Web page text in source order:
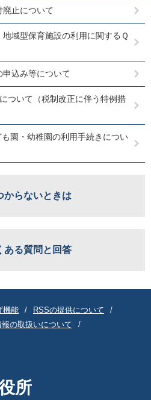
廃止について
域型保育施設の利用に関するＱ
込み等について
ついて（税制改正に伴う特例措
園・幼稚園の利用手続きについ
からないときは
ある質問と回答
機能
RSSの提供について
の取扱いについて
所